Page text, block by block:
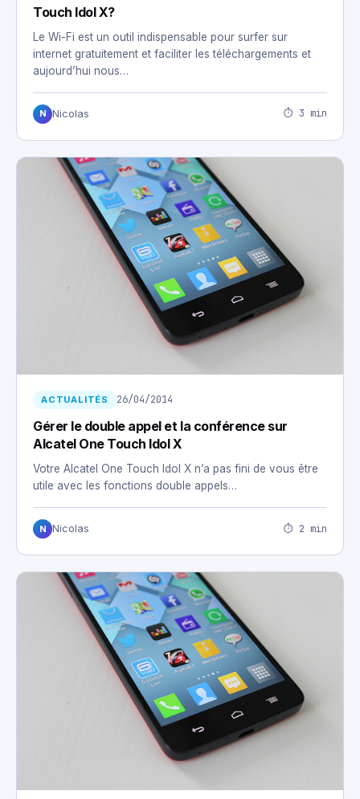
Touch Idol X?
Le Wi-Fi est un outil indispensable pour surfer sur
internet gratuitement et faciliter les téléchargements et
aujourd’hui nous…
N Nicolas ⏱ 3 min
ACTUALITÉS 26/04/2014
Gérer le double appel et la conférence sur
Alcatel One Touch Idol X
Votre Alcatel One Touch Idol X n’a pas fini de vous être
utile avec les fonctions double appels…
N Nicolas ⏱ 2 min